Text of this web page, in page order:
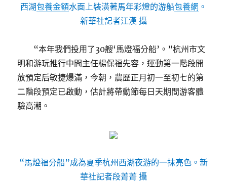
西湖包養金額水面上裝潢著馬年彩燈的游船包養網 。
新華社記者江漢 攝
“本年我們投用了30艘‘馬燈福分船’。”杭州市文
明和游玩推行中間主任楊保福先容，運動第一階段開
放預定后敏捷爆滿，今朝，農歷正月初一至初七的第
二階段預定已啟動，估計將帶動節每日天期間游客體
驗高潮。
“馬燈福分船”成為夏季杭州西湖夜游的一抹亮色。新
華社記者段菁菁 攝